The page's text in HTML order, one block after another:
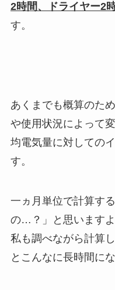
2時間、ドライヤー2
す。
あくまでも概算のた
や使用状況によって
均電気量に対しての
す。
一ヵ月単位で計算す
の…？」と思いますよ
私も調べながら計算
とこんなに長時間に